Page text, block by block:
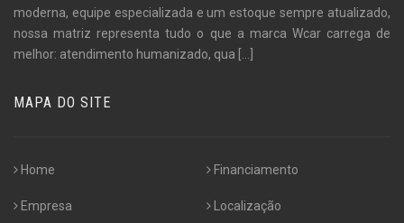
moderna, equipe especializada e um estoque sempre atualizado,
nossa matriz representa tudo o que a marca Wcar carrega de
melhor: atendimento humanizado, qua
MAPA DO SITE
Home
Empresa
Financiamento
Localização